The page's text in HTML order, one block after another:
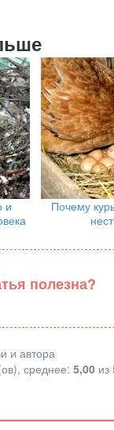
и
Почему
полезна?
и автора
среднее:5,00 из